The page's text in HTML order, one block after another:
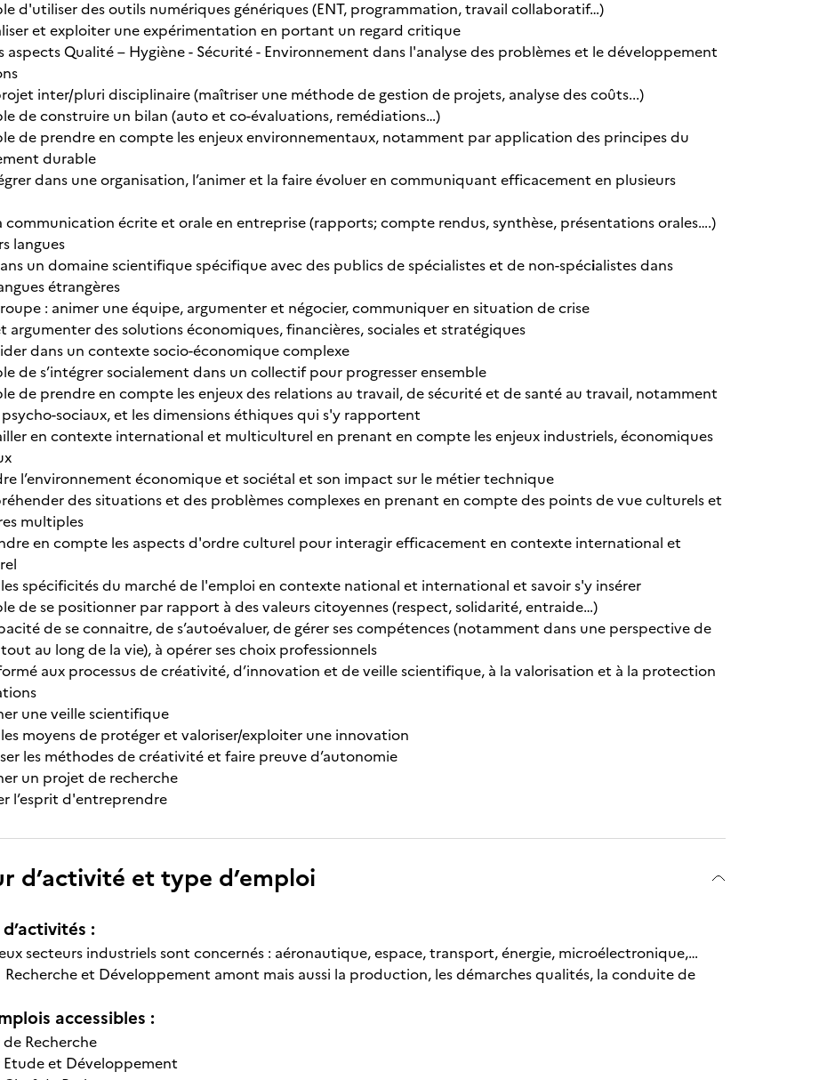
d'utiliser des outils numériques génériques (ENT, programmation, travail collaboratif…)
et exploiter une expérimentation en portant un regard critique
aspects Qualité – Hygiène - Sécurité - Environnement dans l'analyse des problèmes et le développement
inter/pluri disciplinaire (maîtriser une méthode de gestion de projets, analyse des coûts...)
de construire un bilan (auto et co-évaluations, remédiations…)
de prendre en compte les enjeux environnementaux, notamment par application des principes du
durable
dans une organisation, l’animer et la faire évoluer en communiquant efficacement en plusieurs
communication écrite et orale en entreprise (rapports; compte rendus, synthèse, présentations orales….)
langues
un domaine scientifique spécifique avec des publics de spécialistes et de non-spécialistes dans
étrangères
: animer une équipe, argumenter et négocier, communiquer en situation de crise
argumenter des solutions économiques, financières, sociales et stratégiques
dans un contexte socio-économique complexe
de s’intégrer socialement dans un collectif pour progresser ensemble
de prendre en compte les enjeux des relations au travail, de sécurité et de santé au travail, notamment
psycho-sociaux, et les dimensions éthiques qui s'y rapportent
en contexte international et multiculturel en prenant en compte les enjeux industriels, économiques
l’environnement économique et sociétal et son impact sur le métier technique
des situations et des problèmes complexes en prenant en compte des points de vue culturels et
multiples
en compte les aspects d'ordre culturel pour interagir efficacement en contexte international et
spécificités du marché de l'emploi en contexte national et international et savoir s'y insérer
de se positionner par rapport à des valeurs citoyennes (respect, solidarité, entraide…)
de se connaitre, de s’autoévaluer, de gérer ses compétences (notamment dans une perspective de
au long de la vie), à opérer ses choix professionnels
aux processus de créativité, d’innovation et de veille scientifique, à la valorisation et à la protection
une veille scientifique
moyens de protéger et valoriser/exploiter une innovation
les méthodes de créativité et faire preuve d’autonomie
un projet de recherche
l’esprit d'entreprendre
d’activité et type d’emploi
:
secteurs industriels sont concernés : aéronautique, espace, transport, énergie, microélectronique,…
et Développement amont mais aussi la production, les démarches qualités, la conduite de
accessibles :
Recherche
Etude et Développement